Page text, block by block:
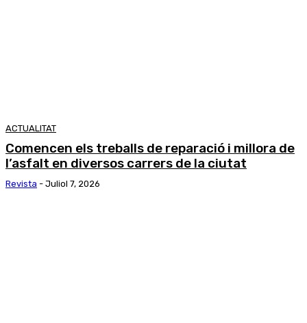
ACTUALITAT
Comencen els treballs de reparació i millora de
l’asfalt en diversos carrers de la ciutat
Revista - Juliol 7, 2026